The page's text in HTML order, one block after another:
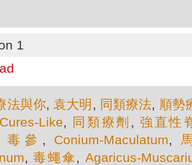
1
法與你,袁大明 , 同類療法, 順勢
Like, 同類療劑 , 強直性
毒參 , Conium-Maculatum,
,毒蠅傘 , Agaricus-